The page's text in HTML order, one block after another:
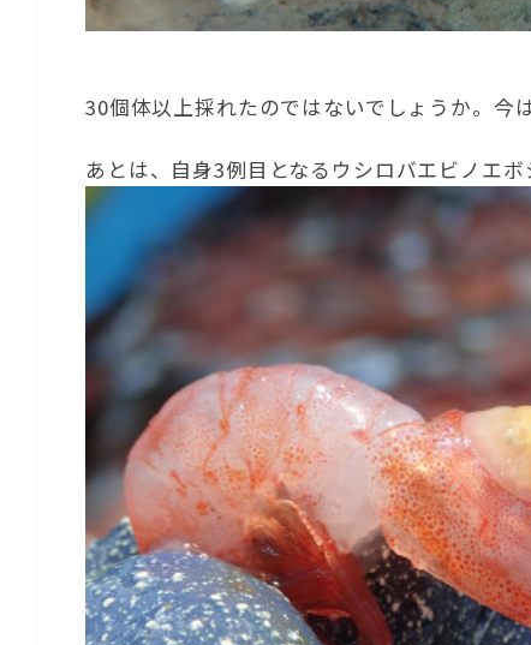
30個体以上採れたのではないでしょうか。今
あとは、自身3例目となるウシロバエビノエ